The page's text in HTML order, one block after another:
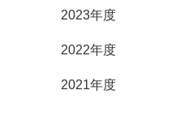
2023年度
2022年度
2021年度